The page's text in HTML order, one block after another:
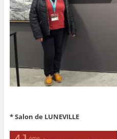
* Salon de LUNEVILLE